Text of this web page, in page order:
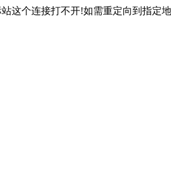
这个连接打不开!如需重定向到指定